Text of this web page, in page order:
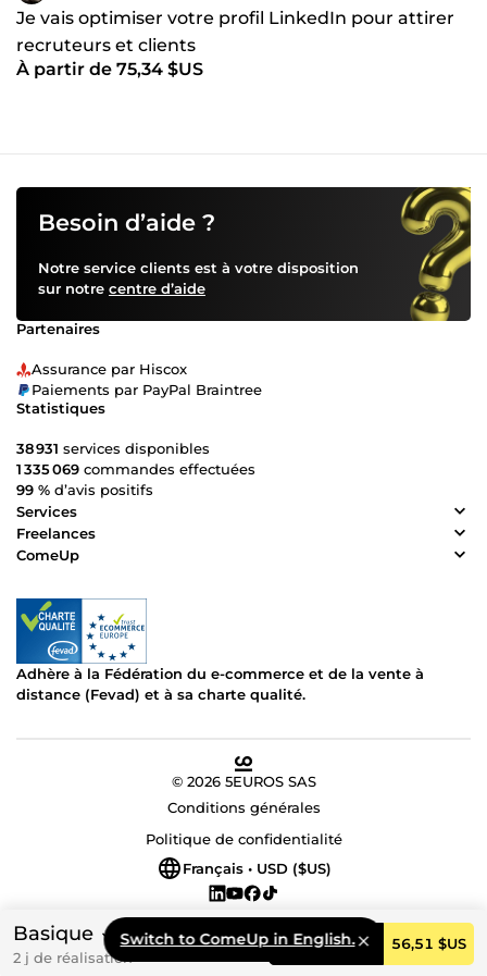
Basique
2 j de réalisation
Commander 56,51 $US
Je vais optimiser votre profil LinkedIn pour attirer
recruteurs et clients
À partir de 75,34 $US
Switch to ComeUp in English.
Besoin d’aide ?
Notre service clients est à votre disposition
sur notre centre d’aide
Partenaires
Assurance par Hiscox
Paiements par PayPal Braintree
Statistiques
38 931 services disponibles
1 335 069 commandes effectuées
99 % d’avis positifs
Services
Freelances
ComeUp
Adhère à la Fédération du e-commerce et de la vente à
distance (Fevad) et à sa charte qualité.
© 2026 5EUROS SAS
Conditions générales
Politique de confidentialité
Français • USD ($US)